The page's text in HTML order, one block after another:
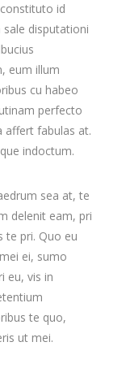
id
disputationi
eum illum
cu habeo
perfecto
affert fabulas at.
indoctum.
sea at, te
delenit eam, pri
te pri. Quo eu
ei, sumo
eu, vis in
te quo,
ut mei.